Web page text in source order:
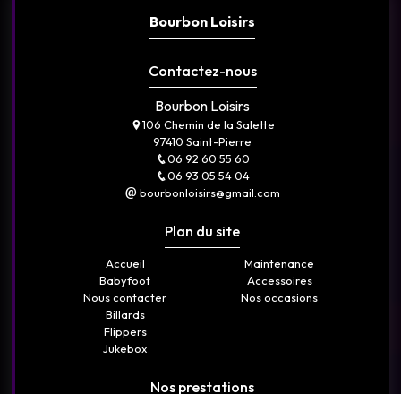
Bourbon Loisirs
Contactez-nous
Bourbon Loisirs
106 Chemin de la Salette
97410 Saint-Pierre
06 92 60 55 60
06 93 05 54 04
bourbonloisirs@gmail.com
Plan du site
Accueil
Babyfoot
Nous contacter
Billards
Flippers
Jukebox
Maintenance
Accessoires
Nos occasions
Nos prestations